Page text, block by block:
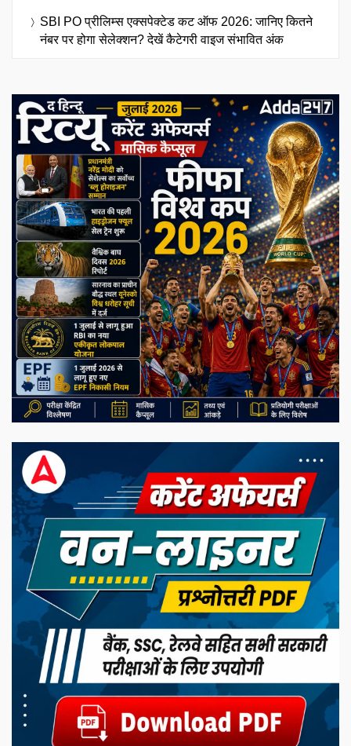
SBI PO प्रीलिम्स एक्सपेक्टेड कट ऑफ 2026: जानिए कितने
नंबर पर होगा सेलेक्शन? देखें कैटेगरी वाइज संभावित अंक